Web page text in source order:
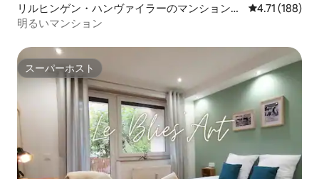
リルヒンゲン・ハンヴァイラーのマンション・
アパート
レビュー188
4.71 (188)
明るいマンション
スーパーホスト
スーパーホスト